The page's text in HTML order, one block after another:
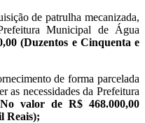
de patrulha mecanizada,
Municipal de Água
(Duzentos e Cinquenta e
de forma parcelada
as necessidades da Prefeitura
No valor de R$ 468.000,00
Reais);